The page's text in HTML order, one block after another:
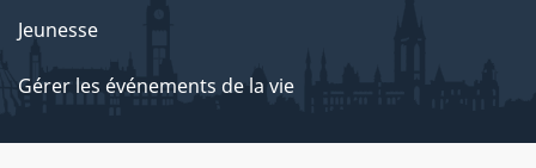
Jeunesse
Gérer les événements de la vie